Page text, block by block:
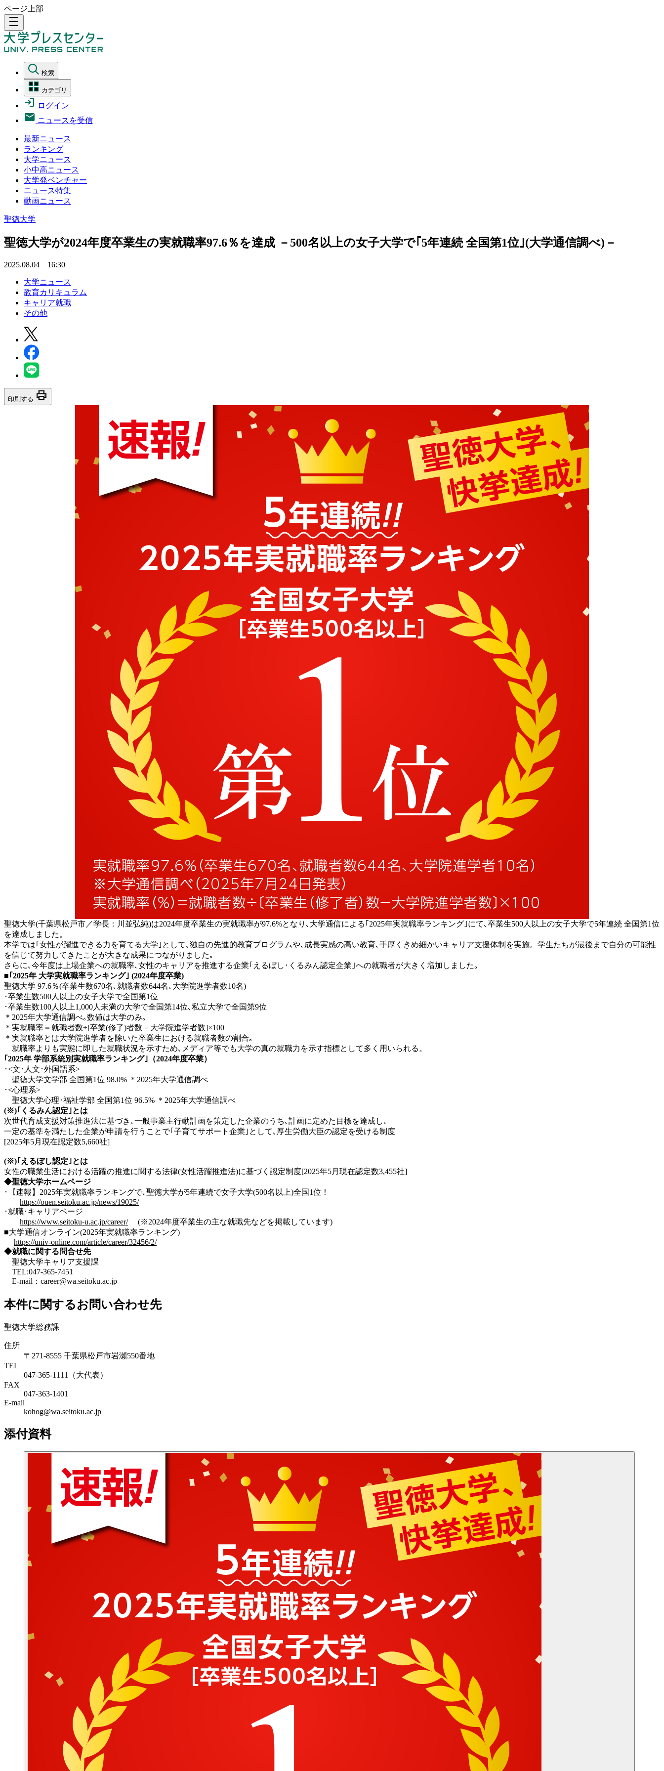
ページ上部
density_medium
検索
カテゴリ
ログイン
ニュースを受信
最新ニュース
ランキング
大学ニュース
小中高ニュース
大学発ベンチャー
ニュース特集
動画ニュース
聖徳大学
聖徳大学が2024年度卒業生の実就職率97.6％を達成 －500名以上の女子大学で｢5年連続 全国第1位｣(大学通信調べ)－
2025.08.04 16:30
大学ニュース
教育カリキュラム
キャリア就職
その他
印刷する print
聖徳大学(千葉県松戸市／学長：川並弘純)は2024年度卒業生の実就職率が97.6%となり､大学通信による｢2025年実就職率ランキング｣にて､卒業生500人以上の女子大学で5年連続 全国第1位
を達成しました。
本学では｢女性が躍進できる力を育てる大学｣として､独自の先進的教育プログラムや､成長実感の高い教育､手厚くきめ細かいキャリア支援体制を実施。学生たちが最後まで自分の可能性
を信じて努力してきたことが大きな成果につながりました｡
さらに､今年度は上場企業への就職率､女性のキャリアを推進する企業｢えるぼし･くるみん認定企業｣への就職者が大きく増加しました｡
■｢2025年 大学実就職率ランキング｣ (2024年度卒業)
聖徳大学 97.6％(卒業生数670名､就職者数644名､大学院進学者数10名)
･卒業生数500人以上の女子大学で全国第1位
･卒業生数100人以上1,000人未満の大学で全国第14位､私立大学で全国第9位
＊2025年大学通信調べ｡数値は大学のみ｡
＊ 実就職率＝就職者数÷[卒業(修了)者数－大学院進学者数]×100
＊ 実就職率とは大学院進学者を除いた卒業生における就職者数の割合｡
就職率よりも実態に即した就職状況を示すため､メディア等でも大学の真の就職力を示す指標として多く用いられる。
｢2025年 学部系統別実就職率ランキング｣（2024年度卒業）
･<文･人文･外国語系>
聖徳大学文学部 全国第1位 98.0% ＊ 2025年大学通信調べ
･<心理系>
聖徳大学心理･福祉学部 全国第1位 96.5% ＊ 2025年大学通信調べ
(※)｢くるみん認定｣とは
次世代育成支援対策推進法に基づき､一般事業主行動計画を策定した企業のうち､計画に定めた目標を達成し､
一定の基準を満たした企業が申請を行うことで｢子育てサポート企業｣として､厚生労働大臣の認定を受ける制度
[2025年5月現在認定数5,660社]
(※)｢えるぼし認定｣とは
女性の職業生活における活躍の推進に関する法律(女性活躍推進法)に基づく認定制度[2025年5月現在認定数3,455社]
◆聖徳大学ホームページ
･【速報】2025年実就職率ランキングで､聖徳大学が5年連続で女子大学(500名以上)全国1位！
https://ouen.seitoku.ac.jp/news/19025/
･就職･キャリアページ
https://www.seitoku-u.ac.jp/career/(※2024年度卒業生の主な就職先などを掲載しています)
■大学通信オンライン(2025年実就職率ランキング)
https://univ-online.com/article/career/32456/2/
◆就職に関する問合せ先
聖徳大学キャリア支援課
TEL:047-365-7451
E-mail：career@wa.seitoku.ac.jp
本件に関するお問い合わせ先
聖徳大学総務課
住所
〒271-8555 千葉県松戸市岩瀬550番地
TEL
047-365-1111（大代表）
FAX
047-363-1401
E-mail
kohog@wa.seitoku.ac.jp
添付資料